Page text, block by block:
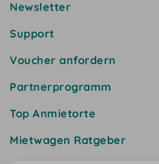
Newsletter
Support
Voucher anfordern
Partnerprogramm
Top Anmietorte
Mietwagen Ratgeber